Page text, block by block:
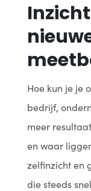
Hoe kun je je
bedrijf,
meer
en waar
zelfinzicht en
die steeds